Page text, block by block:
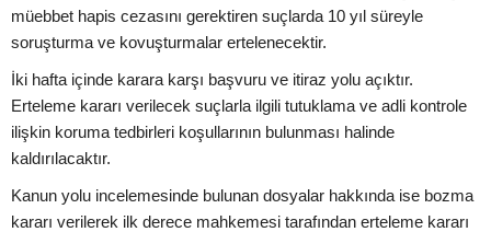
müebbet hapis cezasını gerektiren suçlarda 10 yıl süreyle
soruşturma ve kovuşturmalar ertelenecektir.
İki hafta içinde karara karşı başvuru ve itiraz yolu açıktır.
Erteleme kararı verilecek suçlarla ilgili tutuklama ve adli kontrole
ilişkin koruma tedbirleri koşullarının bulunması halinde
kaldırılacaktır.
Kanun yolu incelemesinde bulunan dosyalar hakkında ise bozma
kararı verilerek ilk derece mahkemesi tarafından erteleme kararı